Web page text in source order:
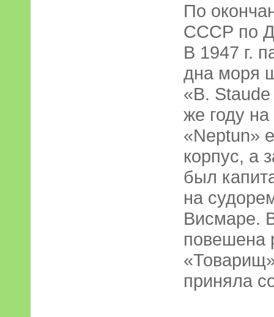
По
СССР по
В 1947 г.
дна моря
«B.
же году
«Neptun»
корпус, а
был
на
Висмаре.
повешена
приняла